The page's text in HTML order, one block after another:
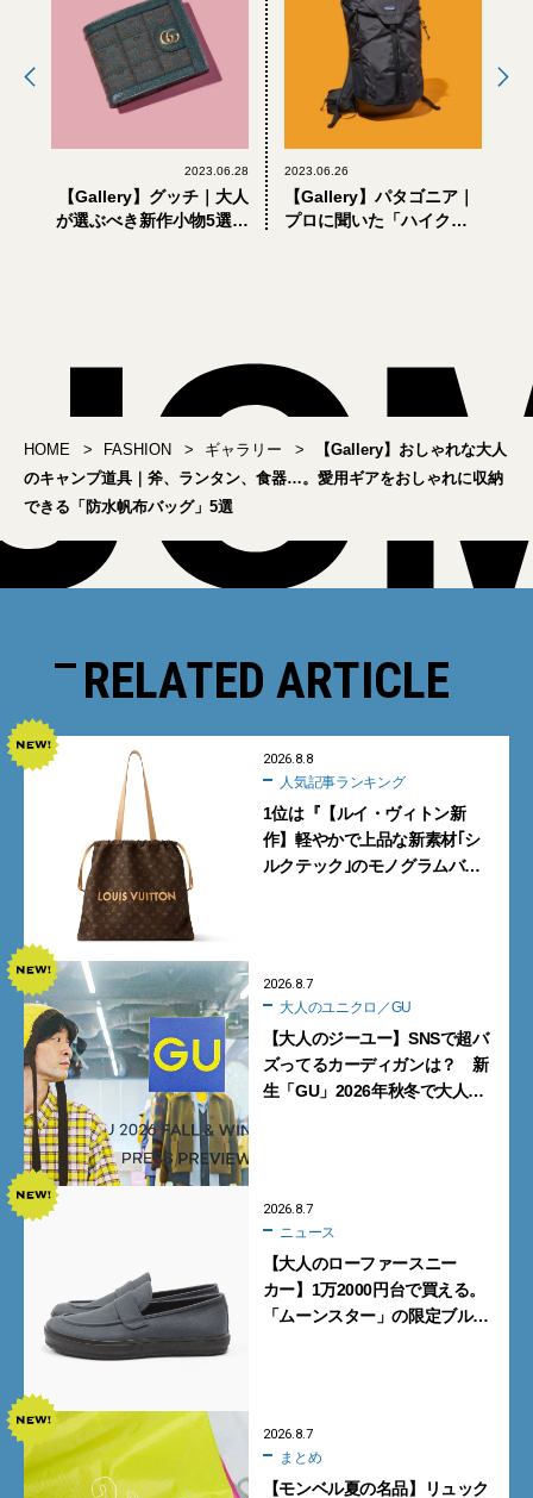
2023.06.28
【Gallery】グッチ｜大人
が選ぶべき新作小物5選。
2023.06.26
【Gallery】パタゴニア｜
プロに聞いた「ハイク」
HOME FASHION ギャラリー
【Gallery】おしゃれな大人
のキャンプ道具｜斧、ランタン、食器…。愛用ギアをおしゃれに収納
できる「防水帆布バッグ」5選
RELATED ARTICLE
2026.8.8
人気記事ランキング
1位は『【ルイ・ヴィトン新
作】軽やかで上品な新素材｢シ
ルクテック｣のモノグラムバッ
2026.8.7
大人のユニクロ／GU
【大人のジーユー】SNSで超バ
ズってるカーディガンは？ 新
生「GU」2026年秋冬で大人メ
2026.8.7
ニュース
【大人のローファースニー
カー】1万2000円台で買える。
「ムーンスター」の限定ブルー
2026.8.7
まとめ
【モンベル夏の名品】リュック